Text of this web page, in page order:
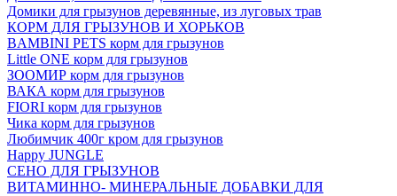
Домики для грызунов деревянные, из луговых трав
КОРМ ДЛЯ ГРЫЗУНОВ И ХОРЬКОВ
BAMBINI PETS корм для грызунов
Little ONE корм для грызунов
ЗООМИР корм для грызунов
ВАКА корм для грызунов
FIORI корм для грызунов
Чика корм для грызунов
Любимчик 400г кром для грызунов
Happy JUNGLE
СЕНО ДЛЯ ГРЫЗУНОВ
ВИТАМИННО- МИНЕРАЛЬНЫЕ ДОБАВКИ ДЛЯ